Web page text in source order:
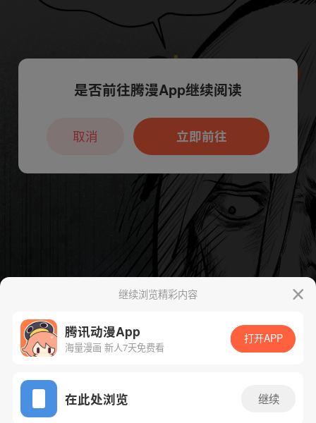
App免费看
下一话
继续浏览精彩内容
腾讯动漫App
海量漫画 新人7天免费看
打开APP
在此处浏览 继续
本章节仅支持App阅读，可打开App新用
户7天免费看
是否前往腾漫App继续阅读
立即前往
取消